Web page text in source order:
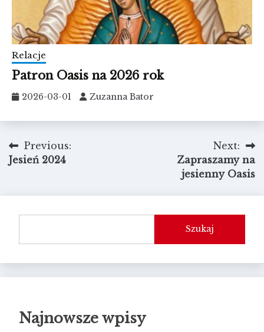
Relacje
Patron Oasis na 2026 rok
2026-03-01 Zuzanna Bator
Nawigacja
wpisu
Previous:
Jesień 2024
Next:
Zapraszamy na
jesienny Oasis
Szukaj
Najnowsze wpisy